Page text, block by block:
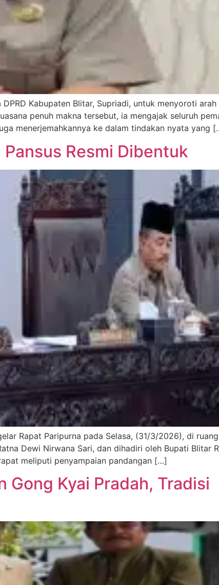
Kabupaten Blitar, Supriadi, untuk menyoroti
penuh makna tersebut, ia mengajak seluruh
menerjemahkannya ke dalam tindakan nyata yang
Resmi Dibentuk
Rapat Paripurna pada Selasa, (31/3/2026), di
Dewi Nirwana Sari, dan dihadiri oleh Bupati Blitar
meliputi penyampaian pandangan […]
Gong Kyai Pradah, Tradisi